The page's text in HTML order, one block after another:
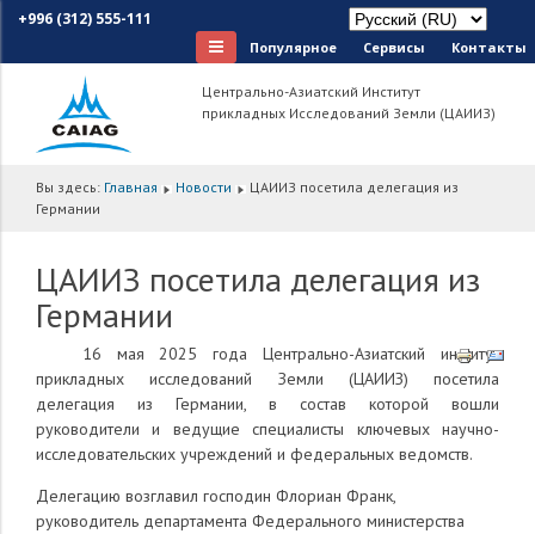
+996 (312) 555-111
Популярное Сервисы Контакты
Центрально-Азиатский Институт
прикладных Исследований Земли (ЦАИИЗ)
Вы здесь: Главная Новости
ЦАИИЗ посетила делегация из
Германии
ЦАИИЗ посетила делегация из
Германии
16 мая 2025 года Центрально-Азиатский институт
прикладных исследований Земли (ЦАИИЗ) посетила
делегация из Германии, в состав которой вошли
руководители и ведущие специалисты ключевых научно-
исследовательских учреждений и федеральных ведомств.
Делегацию возглавил господин Флориан Франк,
руководитель департамента Федерального министерства